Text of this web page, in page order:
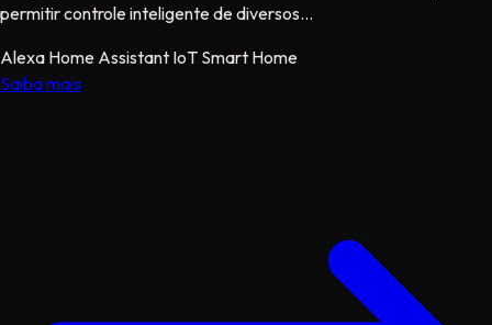
permitir controle inteligente de diversos...
Alexa Home Assistant IoT Smart Home
Saiba mais